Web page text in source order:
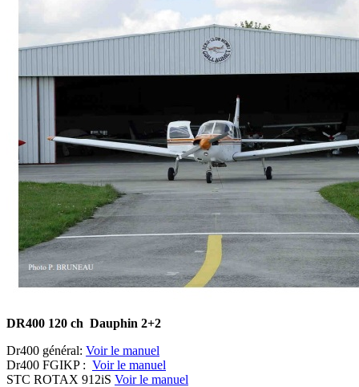
DR400 120 ch Dauphin 2+2
Dr400 général: Voir le manuel
Dr400 FGIKP : Voir le manuel
STC ROTAX 912iS Voir le manuel